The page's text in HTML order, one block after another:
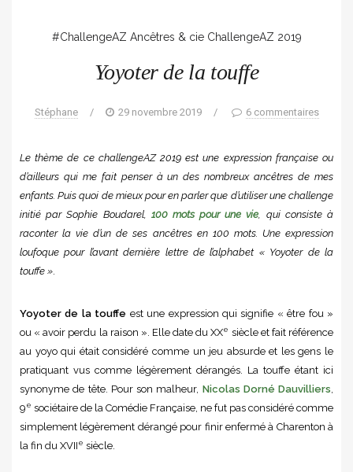
#ChallengeAZ Ancêtres & cie ChallengeAZ 2019
Yoyoter de la touffe
Stéphane / 29 novembre 2019 / 6 commentaires
Le thème de ce challengeAZ 2019 est une expression française ou
d’ailleurs qui me fait penser à un des nombreux ancêtres de mes
enfants. Puis quoi de mieux pour en parler que d’utiliser une challenge
initié par Sophie Boudarel, 100 mots pour une vie , qui consiste à
raconter la vie d’un de ses ancêtres en 100 mots. Une expression
loufoque pour l’avant dernière lettre de l’alphabet « Yoyoter de la
touffe »
Yoyoter de la touffe est une expression qui signifie « être fou »
ou « avoir perdu la raison ». Elle date du XXe siècle et fait référence
au yoyo qui était considéré comme un jeu absurde et les gens le
pratiquant vus comme légèrement dérangés. La touffe étant ici
synonyme de tête. Pour son malheur, Nicolas Dorné Dauvilliers
9e sociétaire de la Comédie Française, ne fut pas considéré comme
simplement légèrement dérangé pour finir enfermé à Charenton à
la fin du XVIIe siècle.